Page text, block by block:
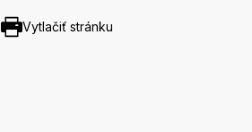
Vytlačiť stránku